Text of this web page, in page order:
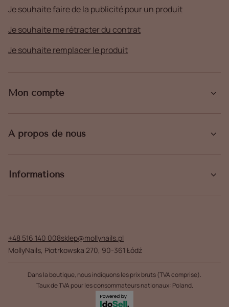
Je souhaite faire de la publicité pour un produit
Je souhaite me rétracter du contrat
Je souhaite remplacer le produit
Mon compte
À propos de nous
Informations
+48 516 140 008sklep@mollynails.pl
MollyNails, Piotrkowska 270, 90-361 Łódź
Dans la boutique, nous indiquons les prix bruts (TVA comprise).
Taux de TVA pour les consommateurs nationaux: Poland.